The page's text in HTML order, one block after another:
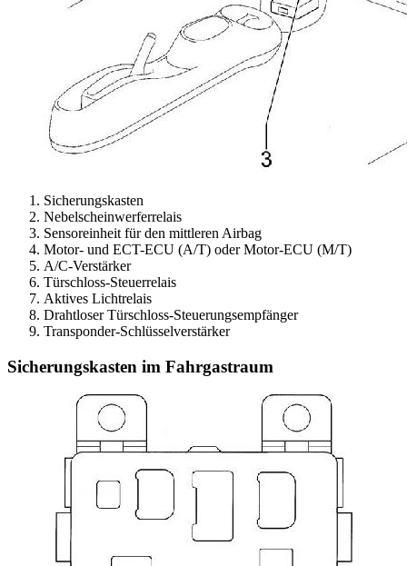
Sicherungskasten
Nebelscheinwerferrelais
Sensoreinheit für den mittleren Airbag
Motor- und ECT-ECU (A/T) oder Motor-ECU (M/T)
A/C-Verstärker
Türschloss-Steuerrelais
Aktives Lichtrelais
Drahtloser Türschloss-Steuerungsempfänger
Transponder-Schlüsselverstärker
Sicherungskasten im Fahrgastraum